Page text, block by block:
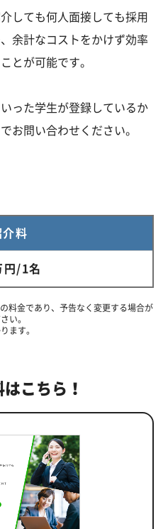
しても何人面接しても採用
余計なコストをかけず効率
とが可能です。
った学生が登録しているか
でお問い合わせください。
介料
円/1名
料金であり、予告なく変更する場合が
い。
ます。
こちら！